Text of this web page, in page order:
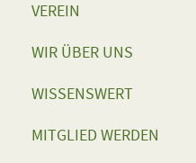
VEREIN
WIR ÜBER UNS
WISSENSWERT
MITGLIED WERDEN